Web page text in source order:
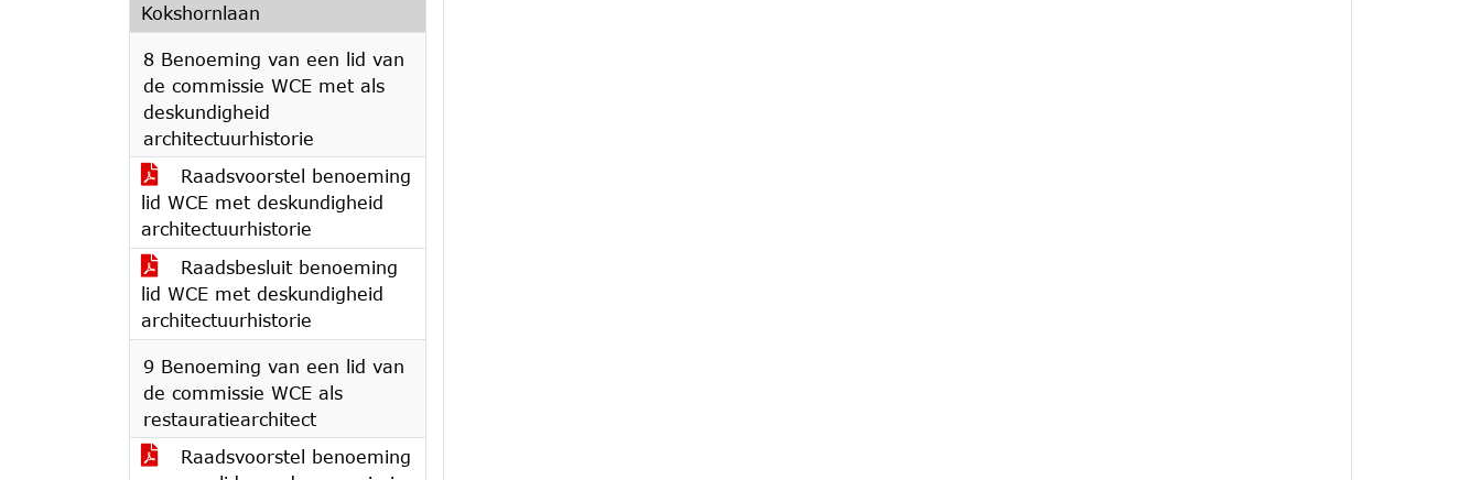
Kokshornlaan
8 Benoeming van een lid van
de commissie WCE met als
deskundigheid
architectuurhistorie
Raadsvoorstel benoeming
lid WCE met deskundigheid
architectuurhistorie
Raadsbesluit benoeming
lid WCE met deskundigheid
architectuurhistorie
9 Benoeming van een lid van
de commissie WCE als
restauratiearchitect
Raadsvoorstel benoeming